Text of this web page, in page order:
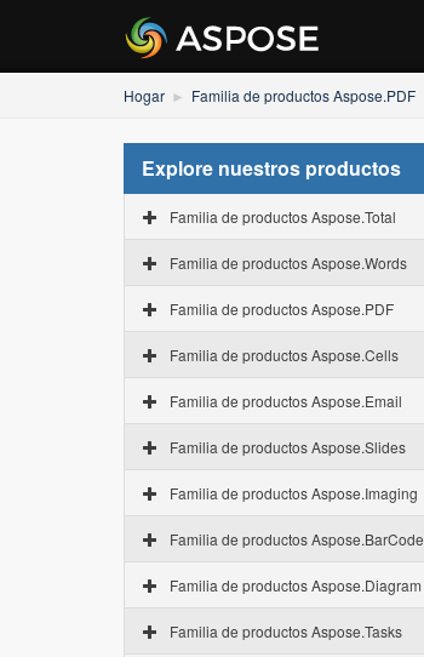
Hogar Familia de productos Aspose.PDF
Explore nuestros productos
Familia de productos Aspose.Total
Familia de productos Aspose.Words
Familia de productos Aspose.PDF
Familia de productos Aspose.Cells
Familia de productos Aspose.Email
Familia de productos Aspose.Slides
Familia de productos Aspose.Imaging
Familia de productos Aspose.BarCode
Familia de productos Aspose.Diagram
Familia de productos Aspose.Tasks